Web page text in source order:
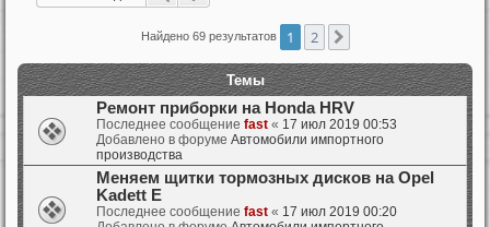
Найдено 69 результатов 1 2
Темы
Ремонт приборки на Honda HRV
Последнее сообщение fast « 17 июл 2019 00:53
Добавлено в форуме Автомобили импортного
производства
Меняем щитки тормозных дисков на Opel
Kadett E
Последнее сообщение fast « 17 июл 2019 00:20